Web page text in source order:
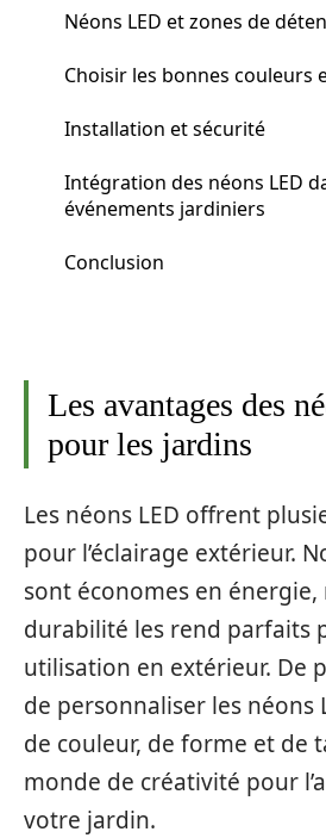
Néons LED et zones de
Choisir les bonnes couleurs
Installation et sécurité
Intégration des néons LED
événements jardiniers
Conclusion
Les avantages des
pour les jardins
Les néons LED offrent
pour l’éclairage extérieur.
sont économes en énergie,
durabilité les rend parfaits
utilisation en extérieur. De
de personnaliser les néons
de couleur, de forme et de
monde de créativité pour
votre jardin.